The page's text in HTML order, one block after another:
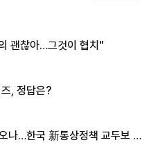
괜찮아…그것이 협치"
, 정답은?
나…한국 新통상정책 교두보 활